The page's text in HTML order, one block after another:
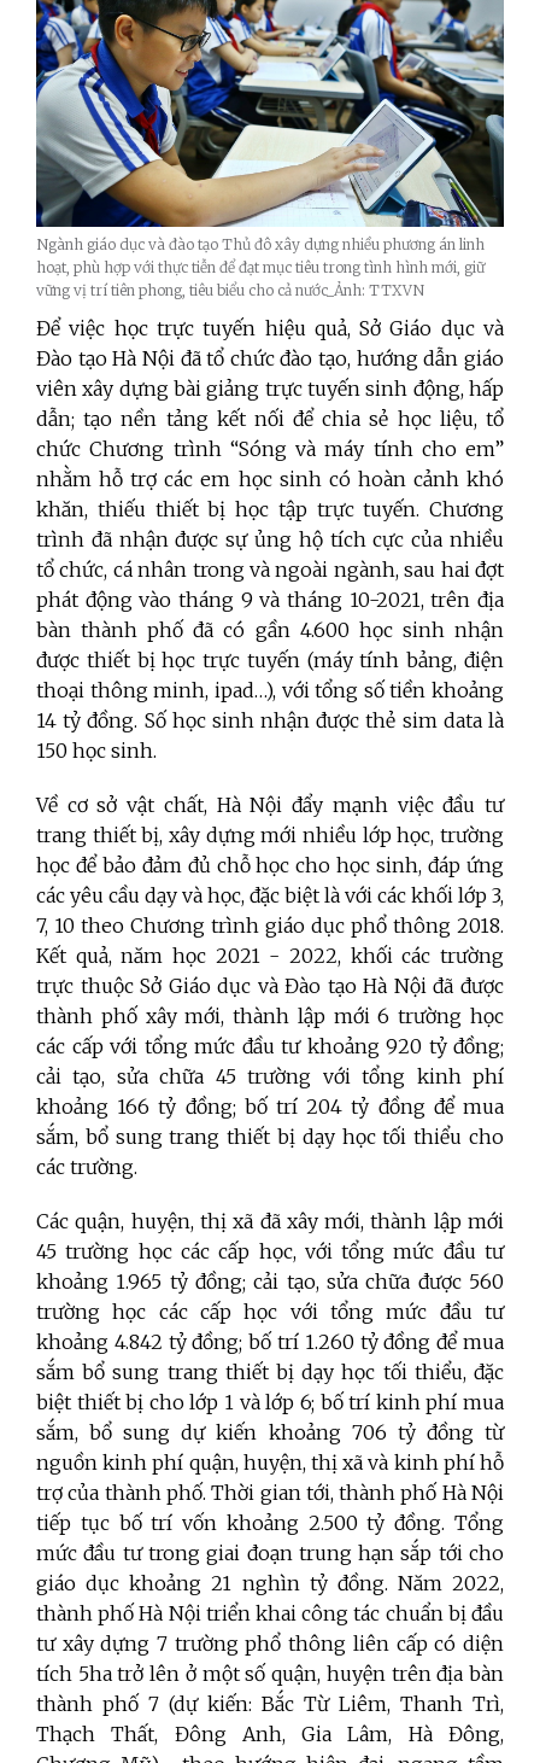
Ngành giáo dục và đào tạo Thủ đô xây dựng nhiều phương án linh
hoạt, phù hợp với thực tiễn để đạt mục tiêu trong tình hình mới, giữ
vững vị trí tiên phong, tiêu biểu cho cả nước_Ảnh: TTXVN
Để việc học trực tuyến hiệu quả, Sở Giáo dục và
Đào tạo Hà Nội đã tổ chức đào tạo, hướng dẫn giáo
viên xây dựng bài giảng trực tuyến sinh động, hấp
dẫn; tạo nền tảng kết nối để chia sẻ học liệu, tổ
chức Chương trình “Sóng và máy tính cho em”
nhằm hỗ trợ các em học sinh có hoàn cảnh khó
khăn, thiếu thiết bị học tập trực tuyến. Chương
trình đã nhận được sự ủng hộ tích cực của nhiều
tổ chức, cá nhân trong và ngoài ngành, sau hai đợt
phát động vào tháng 9 và tháng 10-2021, trên địa
bàn thành phố đã có gần 4.600 học sinh nhận
được thiết bị học trực tuyến (máy tính bảng, điện
thoại thông minh, ipad…), với tổng số tiền khoảng
14 tỷ đồng. Số học sinh nhận được thẻ sim data là
150 học sinh.
Về cơ sở vật chất, Hà Nội đẩy mạnh việc đầu tư
trang thiết bị, xây dựng mới nhiều lớp học, trường
học để bảo đảm đủ chỗ học cho học sinh, đáp ứng
các yêu cầu dạy và học, đặc biệt là với các khối lớp 3,
7, 10 theo Chương trình giáo dục phổ thông 2018.
Kết quả, năm học 2021 - 2022, khối các trường
trực thuộc Sở Giáo dục và Đào tạo Hà Nội đã được
thành phố xây mới, thành lập mới 6 trường học
các cấp với tổng mức đầu tư khoảng 920 tỷ đồng;
cải tạo, sửa chữa 45 trường với tổng kinh phí
khoảng 166 tỷ đồng; bố trí 204 tỷ đồng để mua
sắm, bổ sung trang thiết bị dạy học tối thiểu cho
các trường.
Các quận, huyện, thị xã đã xây mới, thành lập mới
45 trường học các cấp học, với tổng mức đầu tư
khoảng 1.965 tỷ đồng; cải tạo, sửa chữa được 560
trường học các cấp học với tổng mức đầu tư
khoảng 4.842 tỷ đồng; bố trí 1.260 tỷ đồng để mua
sắm bổ sung trang thiết bị dạy học tối thiểu, đặc
biệt thiết bị cho lớp 1 và lớp 6; bố trí kinh phí mua
sắm, bổ sung dự kiến khoảng 706 tỷ đồng từ
nguồn kinh phí quận, huyện, thị xã và kinh phí hỗ
trợ của thành phố. Thời gian tới, thành phố Hà Nội
tiếp tục bố trí vốn khoảng 2.500 tỷ đồng. Tổng
mức đầu tư trong giai đoạn trung hạn sắp tới cho
giáo dục khoảng 21 nghìn tỷ đồng. Năm 2022,
thành phố Hà Nội triển khai công tác chuẩn bị đầu
tư xây dựng 7 trường phổ thông liên cấp có diện
tích 5ha trở lên ở một số quận, huyện trên địa bàn
thành phố 7 (dự kiến: Bắc Từ Liêm, Thanh Trì,
Thạch Thất, Đông Anh, Gia Lâm, Hà Đông,